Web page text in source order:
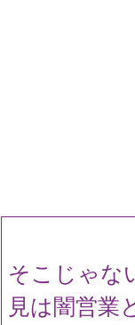
そこじゃな
見は闇営業